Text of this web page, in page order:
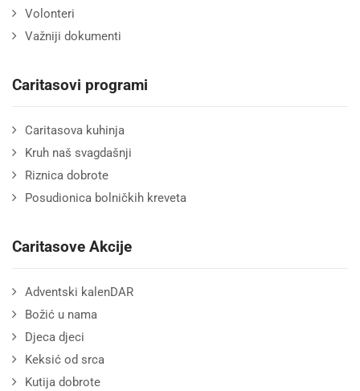
Volonteri
Važniji dokumenti
Caritasovi programi
Caritasova kuhinja
Kruh naš svagdašnji
Riznica dobrote
Posudionica bolničkih kreveta
Caritasove Akcije
Adventski kalenDAR
Božić u nama
Djeca djeci
Keksić od srca
Kutija dobrote